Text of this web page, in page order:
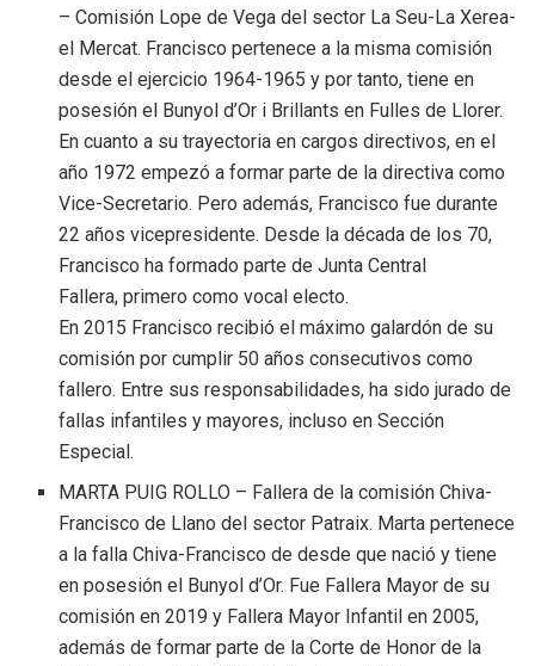
– Comisión Lope de Vega del sector La Seu-La Xerea-
el Mercat. Francisco pertenece a la misma comisión
desde el ejercicio 1964-1965 y por tanto, tiene en
posesión el Bunyol d’Or i Brillants en Fulles de Llorer.
En cuanto a su trayectoria en cargos directivos, en el
año 1972 empezó a formar parte de la directiva como
Vice-Secretario. Pero además, Francisco fue durante
22 años vicepresidente. Desde la década de los 70,
Francisco ha formado parte de Junta Central
Fallera, primero como vocal electo.
En 2015 Francisco recibió el máximo galardón de su
comisión por cumplir 50 años consecutivos como
fallero. Entre sus responsabilidades, ha sido jurado de
fallas infantiles y mayores, incluso en Sección
Especial.
MARTA PUIG ROLLO – Fallera de la comisión Chiva-
Francisco de Llano del sector Patraix. Marta pertenece
a la falla Chiva-Francisco de desde que nació y tiene
en posesión el Bunyol d’Or. Fue Fallera Mayor de su
comisión en 2019 y Fallera Mayor Infantil en 2005,
además de formar parte de la Corte de Honor de la